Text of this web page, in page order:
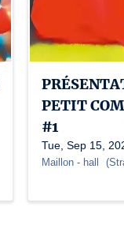
PETIT
#1
Tue, Sep 15,
Maillon - hall (